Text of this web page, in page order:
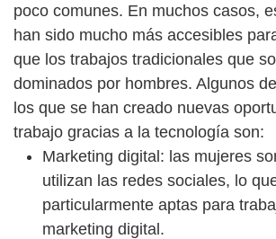
poco comunes. En muchos casos,
han sido mucho más accesibles
que los trabajos tradicionales que
dominados por hombres. Algunos
los que se han creado nuevas
trabajo gracias a la tecnología son:
Marketing digital: las mujeres
utilizan las redes sociales, lo
particularmente aptas para
marketing digital.